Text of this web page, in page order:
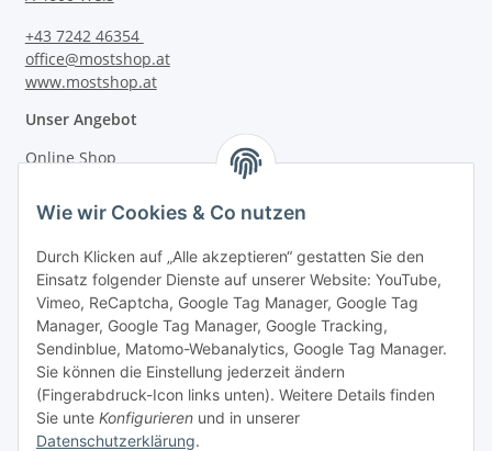
+43 7242 46354
office@mostshop.at
www.mostshop.at
Unser Angebot
Online Shop
Informationen
Gesetzliche Informationen
Wie wir Cookies & Co nutzen
Durch Klicken auf „Alle akzeptieren“ gestatten Sie den
Einsatz folgender Dienste auf unserer Website: YouTube,
Vimeo, ReCaptcha, Google Tag Manager, Google Tag
Manager, Google Tag Manager, Google Tracking,
Sendinblue, Matomo-Webanalytics, Google Tag Manager.
Sie können die Einstellung jederzeit ändern
(Fingerabdruck-Icon links unten). Weitere Details finden
Sie unte Konfigurieren und in unserer
Datenschutzerklärung.